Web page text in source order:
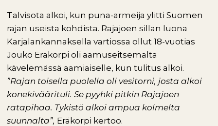
Talvisota alkoi, kun puna-armeija ylitti Suomen
rajan useista kohdista. Rajajoen sillan luona
Karjalankannaksella vartiossa ollut 18-vuotias
Jouko Eräkorpi oli aamuseitsemältä
kävelemässä aamiaiselle, kun tulitus alkoi.
”Rajan toisella puolella oli vesitorni, josta alkoi
konekiväärituli. Se pyyhki pitkin Rajajoen
ratapihaa. Tykistö alkoi ampua kolmelta
suunnalta”, Eräkorpi kertoo.